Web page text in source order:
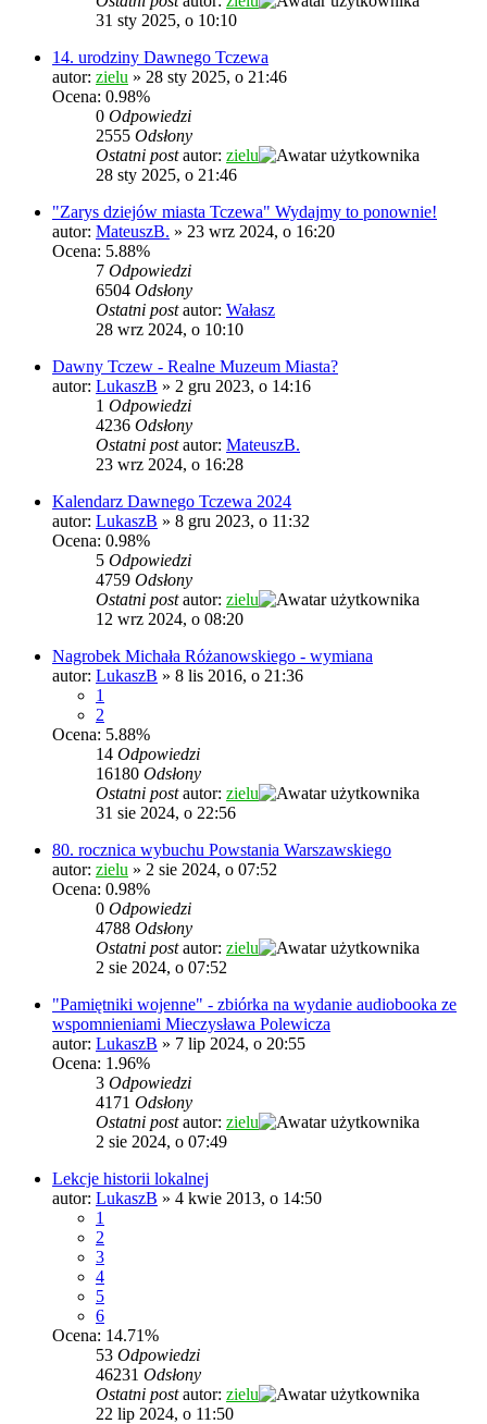
31 sty 2025, o 10:10
14. urodziny Dawnego Tczewa
autor: zielu » 28 sty 2025, o 21:46
Ocena: 0.98%
0 Odpowiedzi
2555 Odsłony
Ostatni postautor: zielu
28 sty 2025, o 21:46
"Zarys dziejów miasta Tczewa" Wydajmy to ponownie!
autor: MateuszB. » 23 wrz 2024, o 16:20
Ocena: 5.88%
7 Odpowiedzi
6504 Odsłony
Ostatni postautor: Wałasz
28 wrz 2024, o 10:10
Dawny Tczew - Realne Muzeum Miasta?
autor: LukaszB » 2 gru 2023, o 14:16
1 Odpowiedzi
4236 Odsłony
Ostatni postautor: MateuszB.
23 wrz 2024, o 16:28
Kalendarz Dawnego Tczewa 2024
autor: LukaszB » 8 gru 2023, o 11:32
Ocena: 0.98%
5 Odpowiedzi
4759 Odsłony
Ostatni postautor: zielu
12 wrz 2024, o 08:20
Nagrobek Michała Różanowskiego - wymiana
autor: LukaszB » 8 lis 2016, o 21:36
1
2
Ocena: 5.88%
14 Odpowiedzi
16180 Odsłony
Ostatni postautor: zielu
31 sie 2024, o 22:56
80. rocznica wybuchu Powstania Warszawskiego
autor: zielu » 2 sie 2024, o 07:52
Ocena: 0.98%
0 Odpowiedzi
4788 Odsłony
Ostatni postautor: zielu
2 sie 2024, o 07:52
"Pamiętniki wojenne" - zbiórka na wydanie audiobooka ze
wspomnieniami Mieczysława Polewicza
autor: LukaszB » 7 lip 2024, o 20:55
Ocena: 1.96%
3 Odpowiedzi
4171 Odsłony
Ostatni postautor: zielu
2 sie 2024, o 07:49
Lekcje historii lokalnej
autor: LukaszB » 4 kwie 2013, o 14:50
1
2
3
4
5
6
Ocena: 14.71%
53 Odpowiedzi
46231 Odsłony
Ostatni postautor: zielu
22 lip 2024, o 11:50